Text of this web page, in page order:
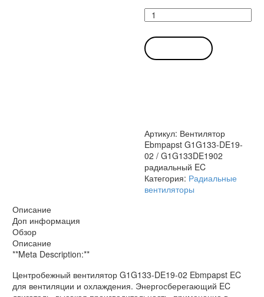
Количество
товара
Вентилятор
Ebmpapst
G1G133-
Артикул: Вентилятор
Ebmpapst G1G133-DE19-
02 / G1G133DE1902
радиальный EC
Категория: Радиальные
вентиляторы
Описание
Доп информация
Обзор
Описание
**Meta Description:**
Центробежный вентилятор G1G133-DE19-02 Ebmpapst EC
для вентиляции и охлаждения. Энергосберегающий EC